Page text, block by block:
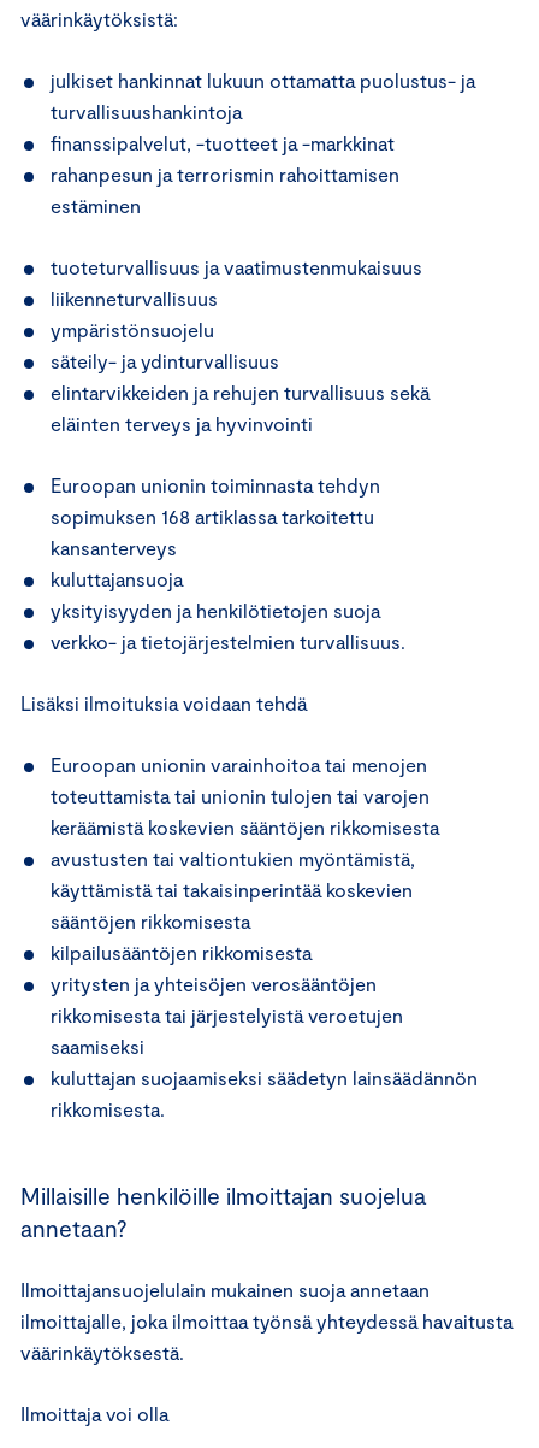
väärinkäytöksistä:
julkiset hankinnat lukuun ottamatta puolustus- ja
turvallisuushankintoja
finanssipalvelut, -tuotteet ja -markkinat
rahanpesun ja terrorismin rahoittamisen
estäminen
tuoteturvallisuus ja vaatimustenmukaisuus
liikenneturvallisuus
ympäristönsuojelu
säteily- ja ydinturvallisuus
elintarvikkeiden ja rehujen turvallisuus sekä
eläinten terveys ja hyvinvointi
Euroopan unionin toiminnasta tehdyn
sopimuksen 168 artiklassa tarkoitettu
kansanterveys
kuluttajansuoja
yksityisyyden ja henkilötietojen suoja
verkko- ja tietojärjestelmien turvallisuus.
Lisäksi ilmoituksia voidaan tehdä
Euroopan unionin varainhoitoa tai menojen
toteuttamista tai unionin tulojen tai varojen
keräämistä koskevien sääntöjen rikkomisesta
avustusten tai valtiontukien myöntämistä,
käyttämistä tai takaisinperintää koskevien
sääntöjen rikkomisesta
kilpailusääntöjen rikkomisesta
yritysten ja yhteisöjen verosääntöjen
rikkomisesta tai järjestelyistä veroetujen
saamiseksi
kuluttajan suojaamiseksi säädetyn lainsäädännön
rikkomisesta.
Millaisille henkilöille ilmoittajan suojelua
annetaan?
Ilmoittajansuojelulain mukainen suoja annetaan
ilmoittajalle, joka ilmoittaa työnsä yhteydessä havaitusta
väärinkäytöksestä.
Ilmoittaja voi olla